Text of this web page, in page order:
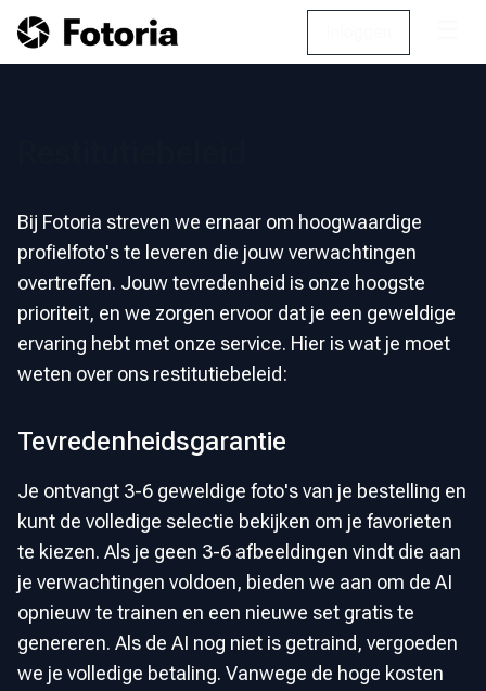
Bij Fotoria streven we ernaar om hoogwaardige
profielfoto's te leveren die jouw verwachtingen
overtreffen. Jouw tevredenheid is onze hoogste
prioriteit, en we zorgen ervoor dat je een geweldige
ervaring hebt met onze service. Hier is wat je moet
weten over ons restitutiebeleid:
Tevredenheidsgarantie
Je ontvangt 3-6 geweldige foto's van je bestelling en
kunt de volledige selectie bekijken om je favorieten
te kiezen. Als je geen 3-6 afbeeldingen vindt die aan
je verwachtingen voldoen, bieden we aan om de AI
opnieuw te trainen en een nieuwe set gratis te
genereren. Als de AI nog niet is getraind, vergoeden
we je volledige betaling. Vanwege de hoge kosten